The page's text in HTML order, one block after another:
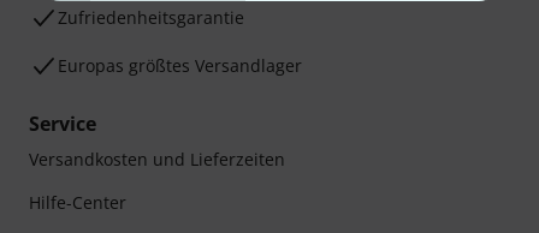
Zufriedenheitsgarantie
Europas größtes Versandlager
Service
Versandkosten und Lieferzeiten
Hilfe-Center